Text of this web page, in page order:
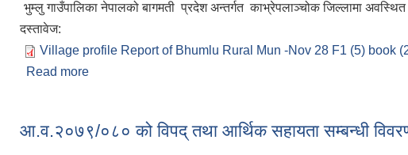
भुम्लु गाउँपालिका नेपालको बागमती प्रदेश अन्तर्गत काभ्रेपलाञ्चोक जिल्लामा
दस्तावेज:
Village profile Report of Bhumlu Rural Mun -Nov 28 F1 (5) book
Read more
आ.व.२०७९/०८० को विपद् तथा आर्थिक सहायता सम्बन्धी